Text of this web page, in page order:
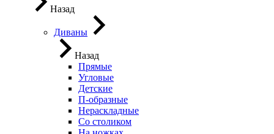
Назад
Диваны
Назад
Прямые
Угловые
Детские
П-образные
Нераскладные
Со столиком